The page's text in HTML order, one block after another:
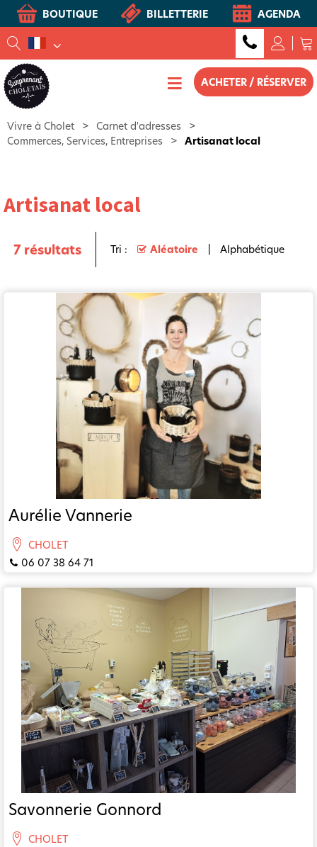
BOUTIQUE BILLETTERIE AGENDA
ACHETER / RÉSERVER
Vivre à Cholet > Carnet d'adresses
>
Commerces, Services, Entreprises
> Artisanat local
Artisanat local
7résultats Tri : Aléatoire Alphabétique
Aurélie Vannerie
CHOLET
06 07 38 64 71
Savonnerie Gonnord
CHOLET